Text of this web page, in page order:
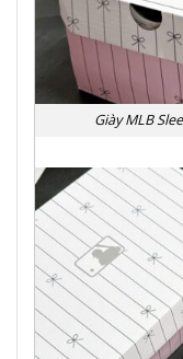
Giày MLB